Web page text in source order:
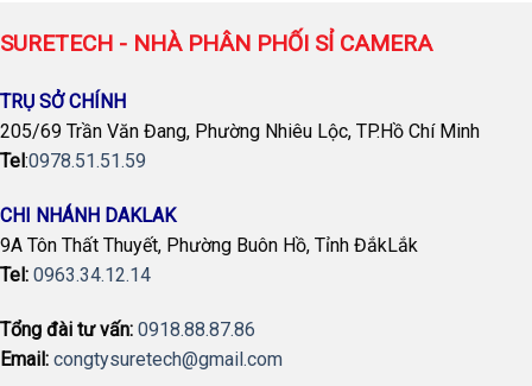
SURETECH - NHÀ PHÂN PHỐI SỈ CAMERA
TRỤ SỞ CHÍNH
205/69 Trần Văn Đang, Phường Nhiêu Lộc, TP.Hồ Chí Minh
Tel:0978.51.51.59
CHI NHÁNH DAKLAK
9A Tôn Thất Thuyết, Phường Buôn Hồ, Tỉnh ĐắkLắk
Tel: 0963.34.12.14
Tổng đài tư vấn: 0918.88.87.86
Email: congtysuretech@gmail.com